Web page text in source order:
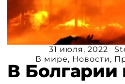
31 июля, 2022
В мире, Новости,
В Болгарии